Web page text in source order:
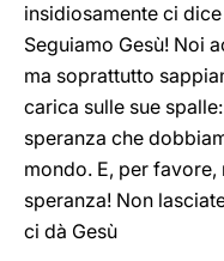
insidiosamente ci
Seguiamo Gesù! Noi
ma soprattutto
carica sulle sue
speranza che
mondo. E, per
speranza! Non
ci dà Gesù